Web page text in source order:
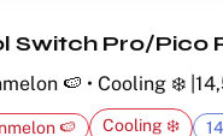
Switch Pro/Pico
🍉 • Cooling ❄️
🍉 Cooling ❄️